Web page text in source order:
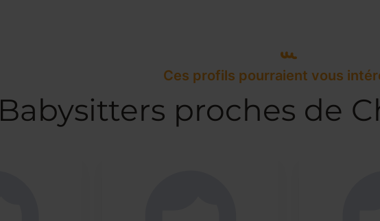
Ces profils pourraient vous
Babysitters proches de